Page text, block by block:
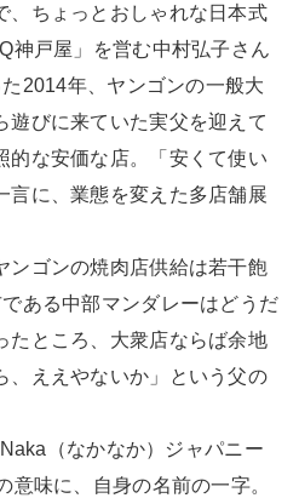
、ちょっとおしゃれな日本式
神戸屋」を営む中村弘子さん
2014年、ヤンゴンの一般大
遊びに来ていた実父を迎えて
的な安価な店。「安くて使い
言に、業態を変えた多店舗展
ンゴンの焼肉店供給は若干飽
ある中部マンダレーはどうだ
たところ、大衆店ならば余地
、ええやないか」という父の
（なかなか）ジャパニー
意味に、自身の名前の一字。